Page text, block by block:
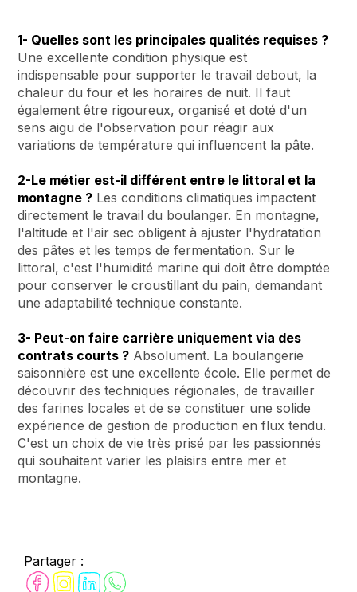
Partager :
1- Quelles sont les principales qualités requises ?
Une excellente condition physique est
indispensable pour supporter le travail debout, la
chaleur du four et les horaires de nuit. Il faut
également être rigoureux, organisé et doté d'un
sens aigu de l'observation pour réagir aux
variations de température qui influencent la pâte.
2-Le métier est-il différent entre le littoral et la
montagne ? Les conditions climatiques impactent
directement le travail du boulanger. En montagne,
l'altitude et l'air sec obligent à ajuster l'hydratation
des pâtes et les temps de fermentation. Sur le
littoral, c'est l'humidité marine qui doit être domptée
pour conserver le croustillant du pain, demandant
une adaptabilité technique constante.
3- Peut-on faire carrière uniquement via des
contrats courts ? Absolument. La boulangerie
saisonnière est une excellente école. Elle permet de
découvrir des techniques régionales, de travailler
des farines locales et de se constituer une solide
expérience de gestion de production en flux tendu.
C'est un choix de vie très prisé par les passionnés
qui souhaitent varier les plaisirs entre mer et
montagne.